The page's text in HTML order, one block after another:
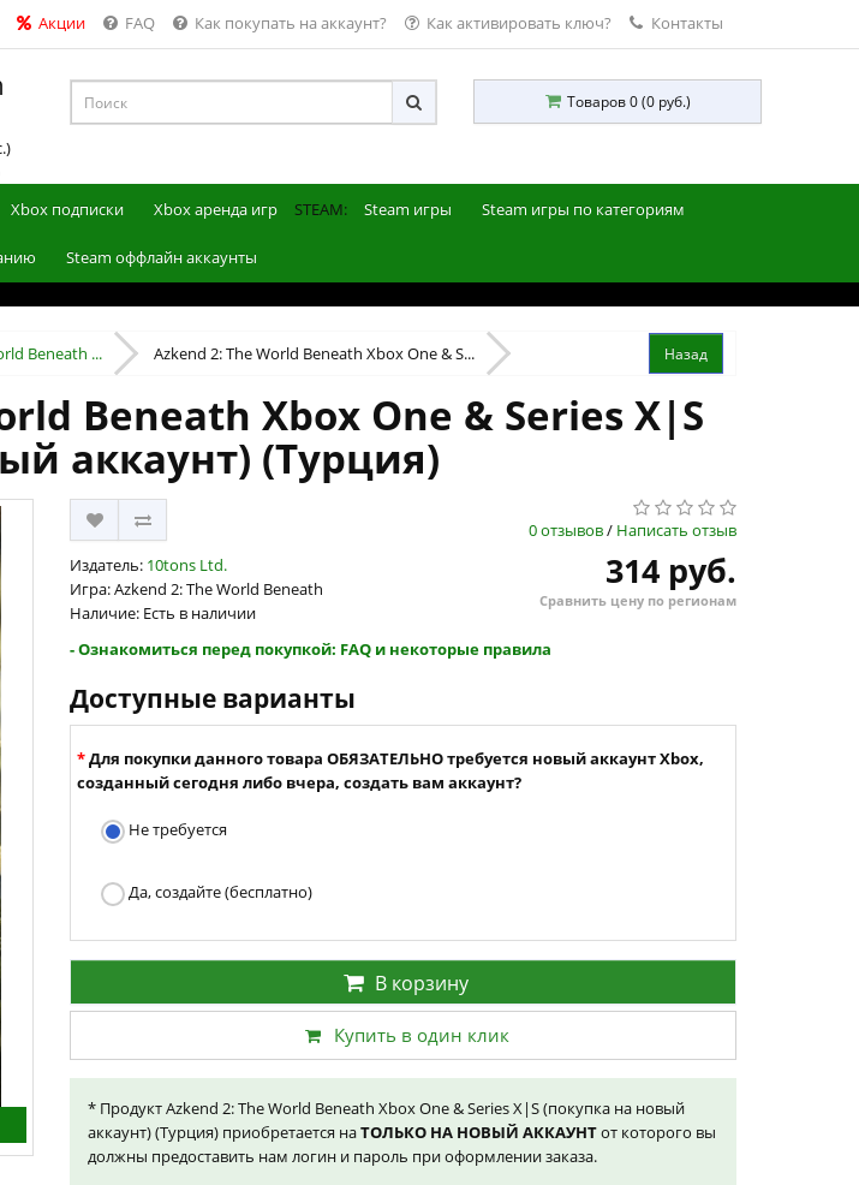
Акции FAQ Как покупать на аккаунт? Как активировать ключ? Контакты
Товаров 0 (0 руб.)
Xbox подписки Xbox аренда игр STEAM: Steam игры Steam игры по категориям
Steam оффлайн аккаунты
Beneath ... Azkend 2: The World Beneath Xbox One & S...
Beneath Xbox One & Series X|S
аккаунт) (Турция)
0 отзывов/ Написать отзыв
Издатель: 10tons Ltd.
Игра: Azkend 2: The World Beneath
Наличие: Есть в наличии
314 руб.
Сравнить цену по регионам
- Ознакомиться перед покупкой: FAQ и некоторые правила
Доступные варианты
Для покупки данного товара ОБЯЗАТЕЛЬНО требуется новый аккаунт Xbox,
созданный сегодня либо вчера, создать вам аккаунт?
Не требуется
Да, создайте (бесплатно)
В корзину
Купить в один клик
* Продукт Azkend 2: The World Beneath Xbox One & Series X|S (покупка на новый
аккаунт) (Турция) приобретается наТОЛЬКО НА НОВЫЙ АККАУНТот которого вы
должны предоставить нам логин и пароль при оформлении заказа.